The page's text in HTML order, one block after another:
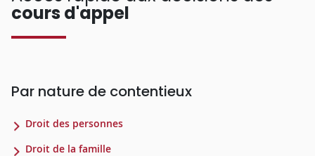
cours d'appel
Par nature de contentieux
Droit des personnes
Droit de la famille